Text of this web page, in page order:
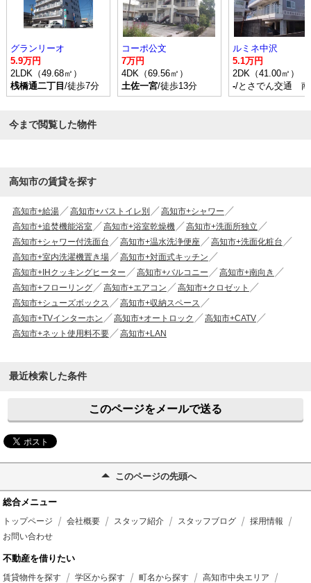
グランリーオ
5.9万円
2LDK（49.68㎡）
桟橋通二丁目 /徒歩7分
コーポ公文
7万円
4DK（69.56㎡）
土佐一宮/徒歩13分
ルミネ中沢
5.1万円
2DK（41.00㎡）
-/とさでん交通
今まで閲覧した物件
高知市の賃貸を探す
高知市+給湯 高知市+バストイレ別
高知市+シャワー
高知市+追焚機能浴室
高知市+浴室乾燥機
高知市+洗面所独立
高知市+シャワー付洗面台
高知市+温水洗浄便座
高知市+洗面化粧台
高知市+室内洗濯機置き場
高知市+対面式キッチン
高知市+IHクッキングヒーター
高知市+バルコニー
高知市+南向き
高知市+フローリング
高知市+エアコン
高知市+クロゼット
高知市+シューズボックス
高知市+収納スペース
高知市+TVインターホン
高知市+オートロック
高知市+CATV
高知市+ネット使用料不要
高知市+LAN
最近検索した条件
このページをメールで送る
このページの先頭へ
総合メニュー
トップページ 会社概要 スタッフ紹介 スタッフブログ
採用情報
お問い合わせ
不動産を借りたい
賃貸物件を探す 学区から探す 町名から探す
高知市中央エリア